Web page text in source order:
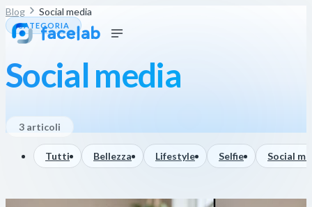
Blog Social media
CATEGORIA
Social media
3 articoli
Tutti Bellezza Lifestyle Selfie Social